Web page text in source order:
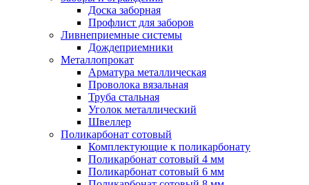
Доска заборная
Профлист для заборов
Ливнеприемные системы
Дождеприемники
Металлопрокат
Арматура металлическая
Проволока вязальная
Труба стальная
Уголок металлический
Швеллер
Поликарбонат сотовый
Комплектующие к поликарбонату
Поликарбонат сотовый 4 мм
Поликарбонат сотовый 6 мм